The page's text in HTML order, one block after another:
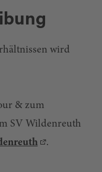
wird
& zum
SV Wildenreuth
.